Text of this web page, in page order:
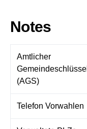
Notes
Amtlicher
Gemeindeschlüssel
(AGS)
Telefon Vorwahlen